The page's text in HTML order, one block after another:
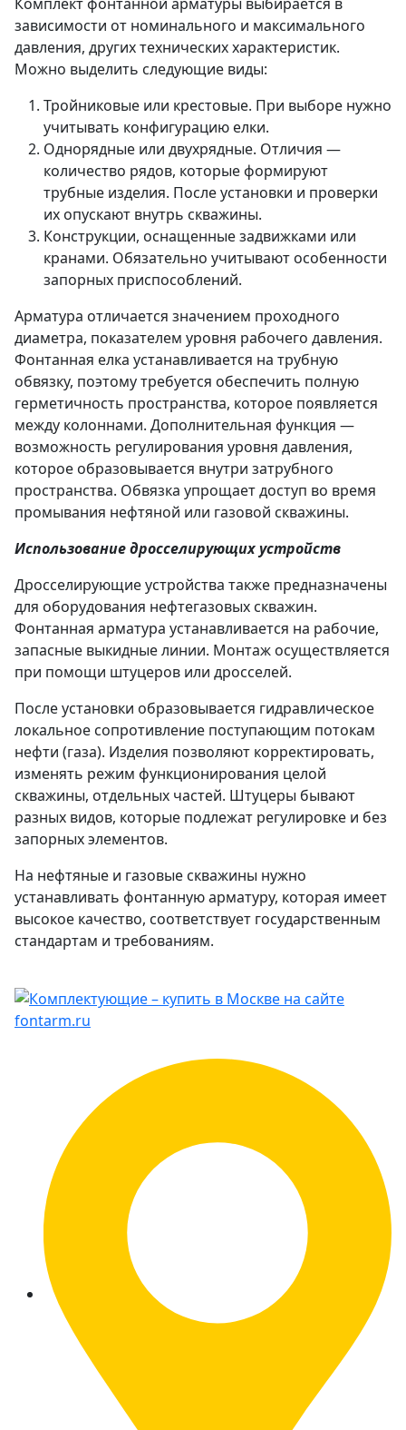
зависимости от номинального и максимального
давления, других технических характеристик.
Можно выделить следующие виды:
Тройниковые или крестовые. При выборе нужно
учитывать конфигурацию елки.
Однорядные или двухрядные. Отличия —
количество рядов, которые формируют
трубные изделия. После установки и проверки
их опускают внутрь скважины.
Конструкции, оснащенные задвижками или
кранами. Обязательно учитывают особенности
запорных приспособлений.
Арматура отличается значением проходного
диаметра, показателем уровня рабочего давления.
Фонтанная елка устанавливается на трубную
обвязку, поэтому требуется обеспечить полную
герметичность пространства, которое появляется
между колоннами. Дополнительная функция —
возможность регулирования уровня давления,
которое образовывается внутри затрубного
пространства. Обвязка упрощает доступ во время
промывания нефтяной или газовой скважины.
Использование дросселирующих устройств
Дросселирующие устройства также предназначены
для оборудования нефтегазовых скважин.
Фонтанная арматура устанавливается на рабочие,
запасные выкидные линии. Монтаж осуществляется
при помощи штуцеров или дросселей.
После установки образовывается гидравлическое
локальное сопротивление поступающим потокам
нефти (газа). Изделия позволяют корректировать,
изменять режим функционирования целой
скважины, отдельных частей. Штуцеры бывают
разных видов, которые подлежат регулировке и без
запорных элементов.
На нефтяные и газовые скважины нужно
устанавливать фонтанную арматуру, которая имеет
высокое качество, соответствует государственным
стандартам и требованиям.